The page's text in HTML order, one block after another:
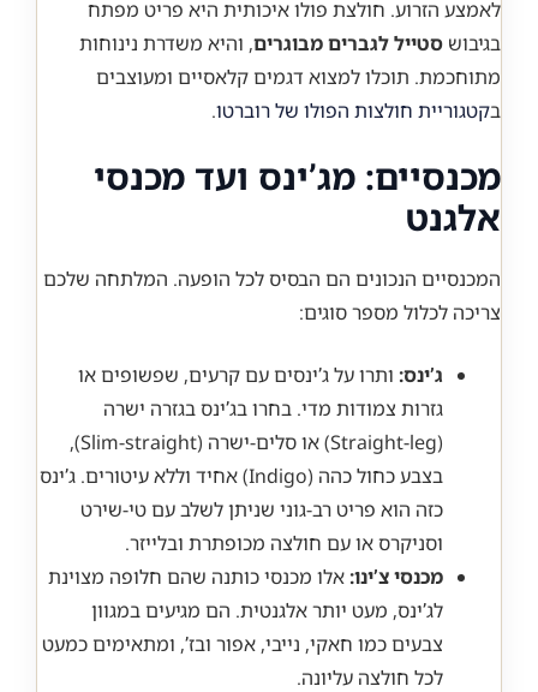
לאמצע הזרוע. חולצת פולו איכותית היא פריט מפתח
בגיבוש סטייל לגברים מבוגרים, והיא משדרת נינוחות
מתוחכמת. תוכלו למצוא דגמים קלאסיים ומעוצבים
בקטגוריית חולצות הפולו של רוברטו.
מכנסיים: מג’ינס ועד מכנסי
אלגנט
המכנסיים הנכונים הם הבסיס לכל הופעה. המלתחה שלכם
צריכה לכלול מספר סוגים:
ג’ינס: ותרו על ג’ינסים עם קרעים, שפשופים או
גזרות צמודות מדי. בחרו בג’ינס בגזרה ישרה
(Straight-leg) או סלים-ישרה (Slim-straight),
בצבע כחול כהה (Indigo) אחיד וללא עיטורים. ג’ינס
כזה הוא פריט רב-גוני שניתן לשלב עם טי-שירט
וסניקרס או עם חולצה מכופתרת ובלייזר.
מכנסי צ’ינו: אלו מכנסי כותנה שהם חלופה מצוינת
לג’ינס, מעט יותר אלגנטית. הם מגיעים במגוון
צבעים כמו חאקי, נייבי, אפור ובז’, ומתאימים כמעט
לכל חולצה עליונה.